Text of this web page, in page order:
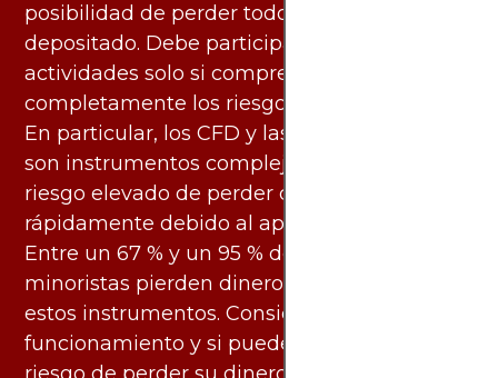
posibilidad de perder todo el capital
depositado. Debe participar en estas
actividades solo si comprende
completamente los riesgos asociados.
En particular, los CFD y las criptomonedas
son instrumentos complejos y conllevan un
riesgo elevado de perder dinero
rápidamente debido al apalancamiento.
Entre un 67 % y un 95 % de los inversores
minoristas pierden dinero al negociar con
estos instrumentos. Considere si entiende su
funcionamiento y si puede asumir el alto